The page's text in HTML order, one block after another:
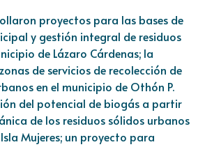
proyectos para las bases de
y gestión integral de residuos
de Lázaro Cárdenas; la
de servicios de recolección de
en el municipio de Othón P.
del potencial de biogás a partir
de los residuos sólidos urbanos
Mujeres; un proyecto para